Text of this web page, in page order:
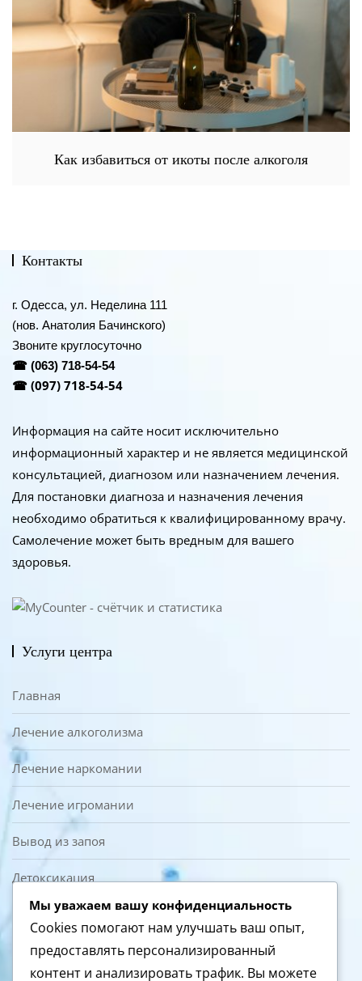
Как избавиться от икоты после алкоголя
Контакты
г. Одесса, ул. Неделина 111
(нов. Анатолия Бачинского)
Звоните круглосуточно
☎ (063) 718-54-54
☎ (097) 718-54-54
Информация на сайте носит исключительно
информационный характер и не является медицинской
консультацией, диагнозом или назначением лечения.
Для постановки диагноза и назначения лечения
необходимо обратиться к квалифицированному врачу.
Самолечение может быть вредным для вашего
здоровья.
Услуги центра
Главная
Лечение алкоголизма
Лечение наркомании
Лечение игромании
Вывод из запоя
Детоксикация
О нас
Мы уважаем вашу конфиденциальность
Cookies помогают нам улучшать ваш опыт,
предоставлять персонализированный
контент и анализировать трафик. Вы можете